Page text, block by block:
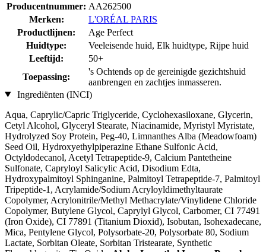
Producentnummer: AA262500
Merken:
L'ORÉAL PARIS
Productlijnen:
Age Perfect
Huidtype:
Veeleisende huid, Elk huidtype, Rijpe huid
Leeftijd:
50+
Toepassing:
's Ochtends op de gereinigde gezichtshuid
aanbrengen en zachtjes inmasseren.
Ingrediënten (INCI)
Aqua, Caprylic/Capric Triglyceride, Cyclohexasiloxane, Glycerin,
Cetyl Alcohol, Glyceryl Stearate, Niacinamide, Myristyl Myristate,
Hydrolyzed Soy Protein, Peg-40, Limnanthes Alba (Meadowfoam)
Seed Oil, Hydroxyethylpiperazine Ethane Sulfonic Acid,
Octyldodecanol, Acetyl Tetrapeptide-9, Calcium Pantetheine
Sulfonate, Capryloyl Salicylic Acid, Disodium Edta,
Hydroxypalmitoyl Sphinganine, Palmitoyl Tetrapeptide-7, Palmitoyl
Tripeptide-1, Acrylamide/Sodium Acryloyldimethyltaurate
Copolymer, Acrylonitrile/Methyl Methacrylate/Vinylidene Chloride
Copolymer, Butylene Glycol, Caprylyl Glycol, Carbomer, CI 77491
(Iron Oxide), CI 77891 (Titanium Dioxid), Isobutan, Isohexadecane,
Mica, Pentylene Glycol, Polysorbate-20, Polysorbate 80, Sodium
Lactate, Sorbitan Oleate, Sorbitan Tristearate, Synthetic